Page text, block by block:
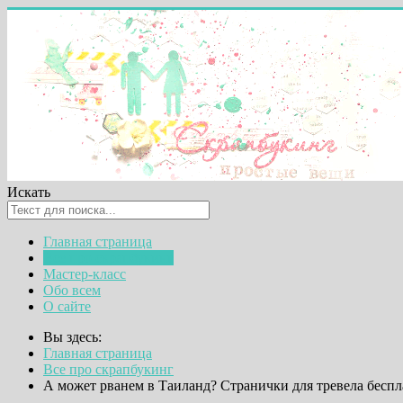
Искать
Главная страница
Мастер-класс
Обо всем
О сайте
Вы здесь:
Главная страница
Все про скрапбукинг
А может рванем в Таиланд? Странички для тревела